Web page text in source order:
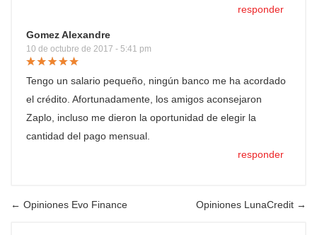
responder
Gomez Alexandre
10 de octubre de 2017 - 5:41 pm
Tengo un salario pequeño, ningún banco me ha acordado
el crédito. Afortunadamente, los amigos aconsejaron
Zaplo, incluso me dieron la oportunidad de elegir la
cantidad del pago mensual.
responder
← Opiniones Evo Finance Opiniones LunaCredit →